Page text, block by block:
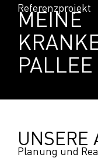
Referenzprojekt
MEINE
UNSERE
Planung und